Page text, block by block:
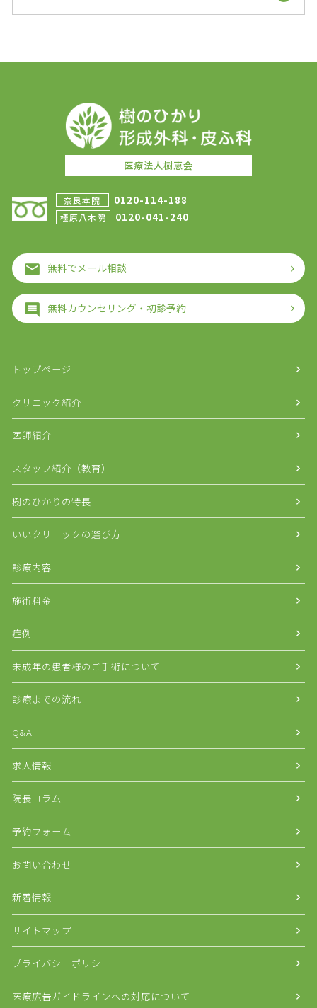
医療法人樹恵会
奈良本院 0120-114-188
橿原八木院 0120-041-240
無料でメール相談
無料カウンセリング・初診予約
トップページ
クリニック紹介
医師紹介
スタッフ紹介（教育）
樹のひかりの特長
いいクリニックの選び方
診療内容
施術料金
症例
未成年の患者様のご手術について
診療までの流れ
Q&A
求人情報
院長コラム
予約フォーム
お問い合わせ
新着情報
サイトマップ
プライバシーポリシー
医療広告ガイドラインへの対応について